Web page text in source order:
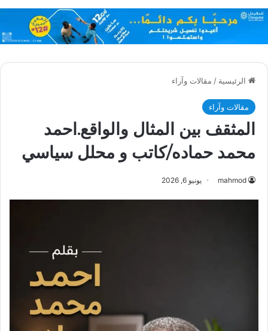
الرئيسية / مقالات وآراء
مقالات وآراء
المثقف بين المثال والواقع.احمد
محمد حماده/كاتب و محلل سياسي
mahmod يونيو 6, 2026